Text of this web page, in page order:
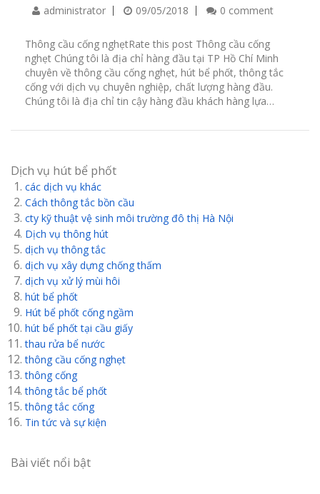
administrator
09/05/2018 0 comment
Thông cầu cống nghẹtRate this post Thông cầu cống
nghẹt Chúng tôi là địa chỉ hàng đầu tại TP Hồ Chí Minh
chuyên về thông cầu cống nghẹt, hút bể phốt, thông tắc
cống với dịch vụ chuyên nghiệp, chất lượng hàng đầu.
Chúng tôi là địa chỉ tin cậy hàng đầu khách hàng lựa…
Dịch vụ hút bể phốt
các dịch vụ khác
Cách thông tắc bồn cầu
cty kỹ thuật vệ sinh môi trường đô thị Hà Nội
Dịch vụ thông hút
dịch vụ thông tắc
dịch vụ xây dựng chống thấm
dịch vụ xử lý mùi hôi
hút bể phốt
Hút bể phốt cống ngầm
hút bể phốt tại cầu giấy
thau rửa bể nước
thông cầu cống nghẹt
thông cống
thông tắc bể phốt
thông tắc cống
Tin tức và sự kiện
Bài viết nổi bật